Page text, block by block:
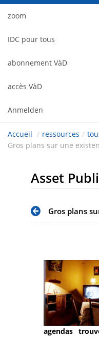
zoom
IDC pour tous
abonnement VàD
accès VàD
Anmelden
Accueil / ressources /
Gros plans sur une
Asset
agendas